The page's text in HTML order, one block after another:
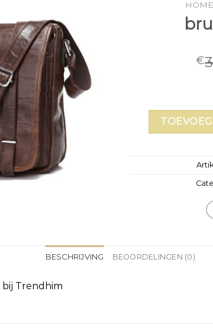
HOME
€
BESCHRIJVING BEOORDELINGEN (0)
bij Trendhim